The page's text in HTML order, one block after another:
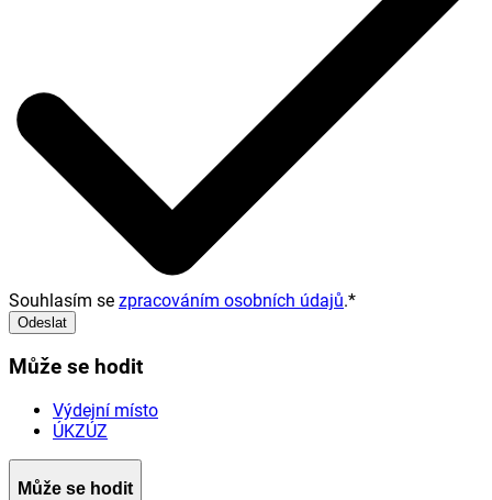
Souhlasím se zpracováním osobních údajů.*
Odeslat
Může se hodit
Výdejní místo
ÚKZÚZ
Může se hodit